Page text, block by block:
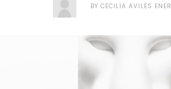
BY CECILIA AVILES